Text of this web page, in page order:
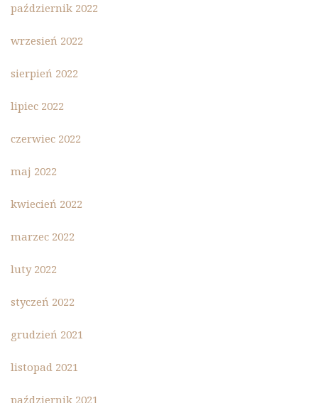
październik 2022
wrzesień 2022
sierpień 2022
lipiec 2022
czerwiec 2022
maj 2022
kwiecień 2022
marzec 2022
luty 2022
styczeń 2022
grudzień 2021
listopad 2021
październik 2021